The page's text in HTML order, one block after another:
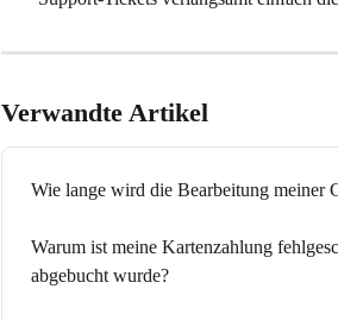
Verwandte Artikel
Wie lange wird die Bearbeitung meiner
Warum ist meine Kartenzahlung
abgebucht wurde?